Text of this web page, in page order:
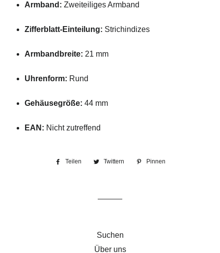
Armband: Zweiteiliges Armband
Zifferblatt-Einteilung: Strichindizes
Armbandbreite: 21 mm
Uhrenform: Rund
Gehäusegröße: 44 mm
EAN: Nicht zutreffend
Teilen
Auf
Twittern
Auf
Pinnen
Suchen
Über uns